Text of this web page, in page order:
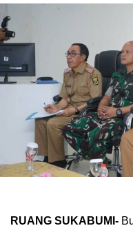
RUANG SUKABUMI-